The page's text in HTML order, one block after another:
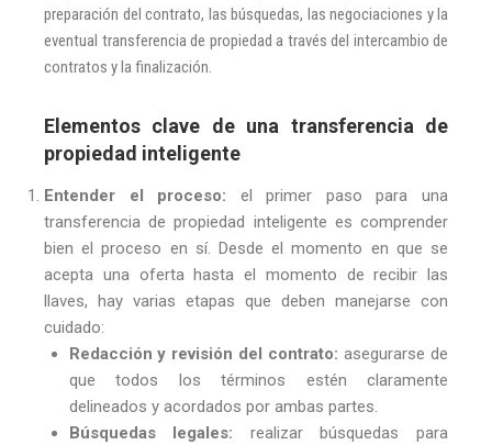
preparación del contrato, las búsquedas, las negociaciones y la
eventual transferencia de propiedad a través del intercambio de
contratos y la finalización.
Elementos clave de una transferencia de
propiedad inteligente
Entender el proceso: el primer paso para una
transferencia de propiedad inteligente es comprender
bien el proceso en sí. Desde el momento en que se
acepta una oferta hasta el momento de recibir las
llaves, hay varias etapas que deben manejarse con
cuidado:
Redacción y revisión del contrato: asegurarse de
que todos los términos estén claramente
delineados y acordados por ambas partes.
Búsquedas legales: realizar búsquedas para